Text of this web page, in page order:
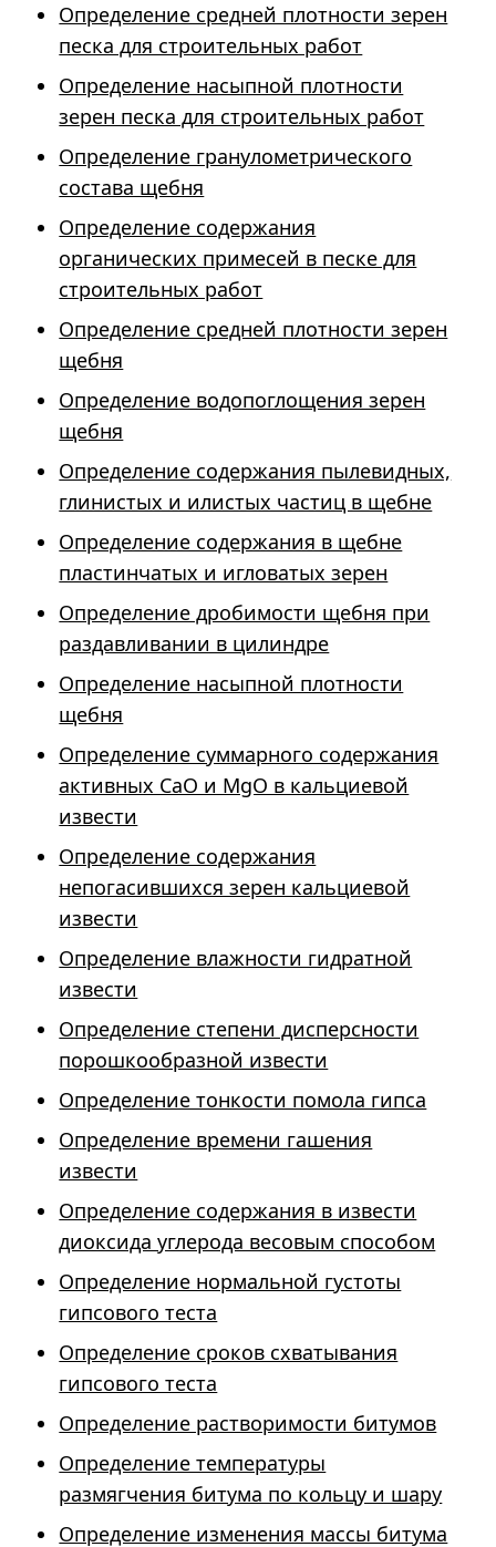
Определение средней плотности зерен
песка для строительных работ
Определение насыпной плотности
зерен песка для строительных работ
Определение гранулометрического
состава щебня
Определение содержания
органических примесей в песке для
строительных работ
Определение средней плотности зерен
щебня
Определение водопоглощения зерен
щебня
Определение содержания пылевидных,
глинистых и илистых частиц в щебне
Определение содержания в щебне
пластинчатых и игловатых зерен
Определение дробимости щебня при
раздавливании в цилиндре
Определение насыпной плотности
щебня
Определение суммарного содержания
активных СаО и МgО в кальциевой
извести
Определение содержания
непогасившихся зерен кальциевой
извести
Определение влажности гидратной
извести
Определение степени дисперсности
порошкообразной извести
Определение тонкости помола гипса
Определение времени гашения
извести
Определение содержания в извести
диоксида углерода весовым способом
Определение нормальной густоты
гипсового теста
Определение сроков схватывания
гипсового теста
Определение растворимости битумов
Определение температуры
размягчения битума по кольцу и шару
Определение изменения массы битума